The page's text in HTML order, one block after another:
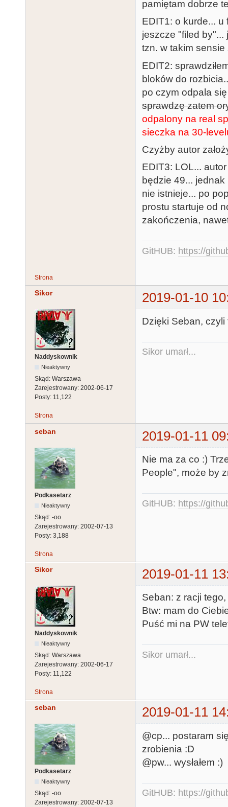
pamiętam dobrze
EDIT1: o kurde...
jeszcze "filed by"...
tzn. w takim sensie
EDIT2:
bloków do
po czym odpala
sprawdzę zatem
odpalony na real
sieczka na 30-
Czyżby autor
EDIT3: LOL... autor
będzie 49...
nie istnieje... po
prostu startuje od
zakończenia,
GitHUB: https://
Strona
Sikor 2019-01-10
Naddyskownik
Nieaktywny
Skąd: Warszawa
Zarejestrowany: 2002-06-17
Posty: 11,122
Dzięki Seban, czyli
Sikor umarł...
Strona
seban 2019-01-11
Podkasetarz
Nieaktywny
Skąd: -oo
Zarejestrowany: 2002-07-13
Posty: 3,188
Nie ma za co :)
People", może by
GitHUB: https://
Strona
Sikor 2019-01-11
Naddyskownik
Nieaktywny
Skąd: Warszawa
Zarejestrowany: 2002-06-17
Posty: 11,122
Seban: z racji
Btw: mam do
Puść mi na PW
Sikor umarł...
Strona
seban 2019-01-11
Podkasetarz
Nieaktywny
Skąd: -oo
Zarejestrowany: 2002-07-13
@cp... postaram
zrobienia :D
@pw... wysłałem :)
GitHUB: https://